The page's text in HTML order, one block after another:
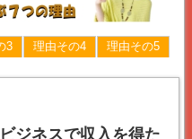
3 理由その4
理由その5
ジネスで収入を得た